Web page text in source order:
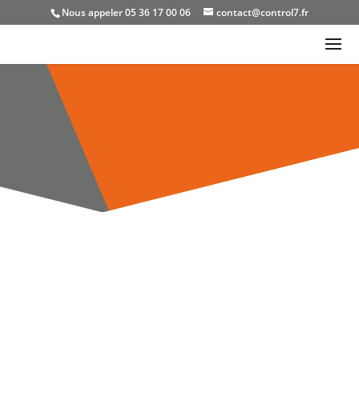
Nous appeler 05 36 17 00 06 contact@control7.fr